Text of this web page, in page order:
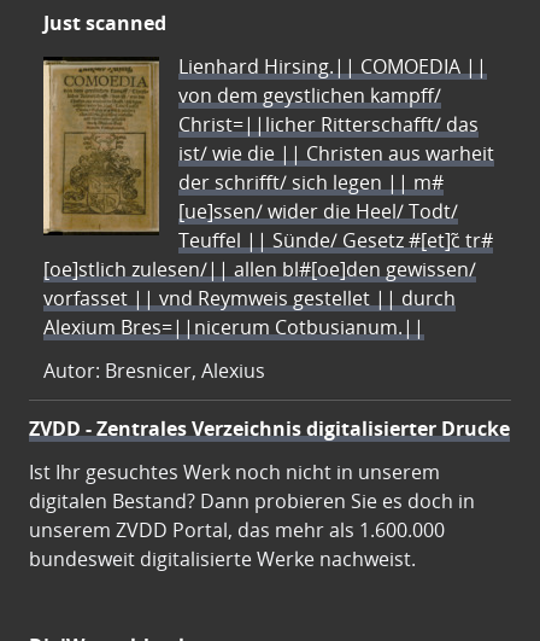
Just scanned
Lienhard Hirsing.|| COMOEDIA ||
von dem geystlichen kampff/
Christ=||licher Ritterschafft/ das
ist/ wie die || Christen aus warheit
der schrifft/ sich legen || m#
[ue]ssen/ wider die Heel/ Todt/
Teuffel || Sünde/ Gesetz #[et]c̃ tr#
[oe]stlich zulesen/|| allen bl#[oe]den gewissen/
vorfasset || vnd Reymweis gestellet || durch
Alexium Bres=||nicerum Cotbusianum.||
Autor: Bresnicer, Alexius
ZVDD - Zentrales Verzeichnis digitalisierter Drucke
Ist Ihr gesuchtes Werk noch nicht in unserem
digitalen Bestand? Dann probieren Sie es doch in
unserem ZVDD Portal, das mehr als 1.600.000
bundesweit digitalisierte Werke nachweist.